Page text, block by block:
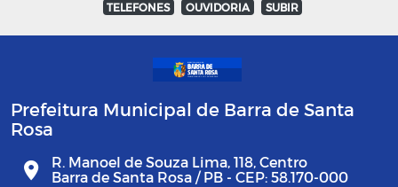
TELEFONES OUVIDORIA SUBIR
Prefeitura Municipal de Barra de Santa
Rosa
R. Manoel de Souza Lima, 118, Centro
Barra de Santa Rosa / PB - CEP: 58.170-000